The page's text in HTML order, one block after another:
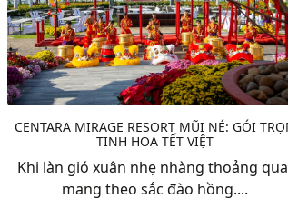
CENTARA MIRAGE RESORT MŨI NÉ: GÓI TRỌN
TINH HOA TẾT VIỆT
Khi làn gió xuân nhẹ nhàng thoảng qua,